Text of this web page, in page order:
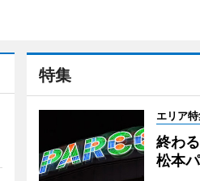
特集
エリア
終わ
松本